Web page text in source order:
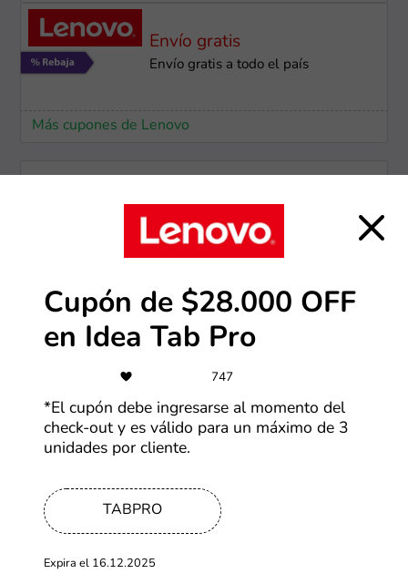
Envío gratis
Envío gratis a todo el país
Más cupones de Lenovo
Hasta 45% OFF en productos
Samsung
Más cupones de Samsung
-50%
Más cupones de Tiendamia
-50%
Cupones de hasta 50% OFF
Cupón de $28.000 OFF
en Idea Tab Pro
747
*El cupón debe ingresarse al momento del
check-out y es válido para un máximo de 3
unidades por cliente.
TABPRO
Expira el 16.12.2025